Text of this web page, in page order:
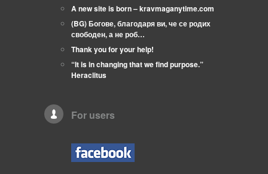
A new site is born – kravmaganytime.com
(BG) Богове, благодаря ви, че се родих
свободен, а не роб…
Thank you for your help!
“It is in changing that we find purpose.”
Heraclitus
For users